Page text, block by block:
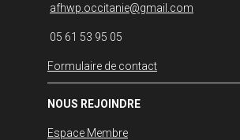
afhwp.occitanie@gmail.com
05 61 53 95 05
Formulaire de contact
NOUS REJOINDRE
Espace Membre